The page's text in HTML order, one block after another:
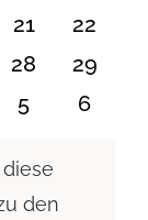
0
21
0
22
0
28
0
29
0
5
0
6
den